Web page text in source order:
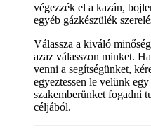
végezzék el a kazán,
egyéb gázkészülék
Válassza a kiváló
azaz válasszon minket.
venni a segítségünket,
egyeztessen le velünk
szakemberünket fogadni
céljából.